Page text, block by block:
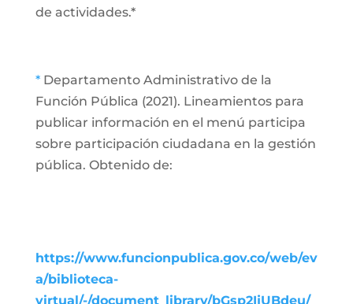
de actividades.*
* Departamento Administrativo de la
Función Pública (2021). Lineamientos para
publicar información en el menú participa
sobre participación ciudadana en la gestión
pública. Obtenido de:
https://www.funcionpublica.gov.co/web/ev
a/biblioteca-
virtual/-/document_library/bGsp2IjUBdeu/